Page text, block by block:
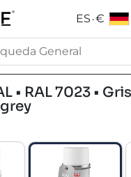
ES .€
• RAL 7023 •